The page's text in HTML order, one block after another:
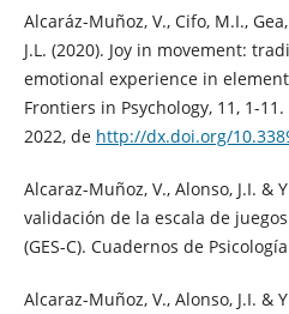
Alcaráz-Muñoz, V., Cifo, M.I.,
J.L. (2020). Joy in movement:
emotional experience in
Frontiers in Psychology, 11, 1-
2022, de http://dx.doi.org/
Alcaraz-Muñoz, V., Alonso, J.I. &
validación de la escala de
(GES-C). Cuadernos de
Alcaraz-Muñoz, V., Alonso, J.I. &